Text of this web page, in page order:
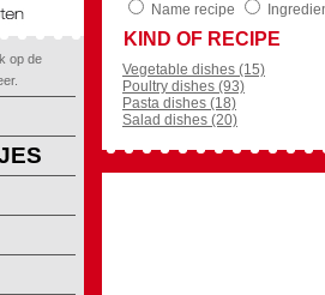
op de
Name recipe
KIND OF RECIPE
Vegetable dishes (15)
Poultry dishes (93)
Pasta dishes (18)
Salad dishes (20)